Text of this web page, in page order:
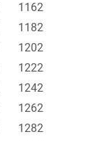
1162
1182
1202
1222
1242
1262
1282